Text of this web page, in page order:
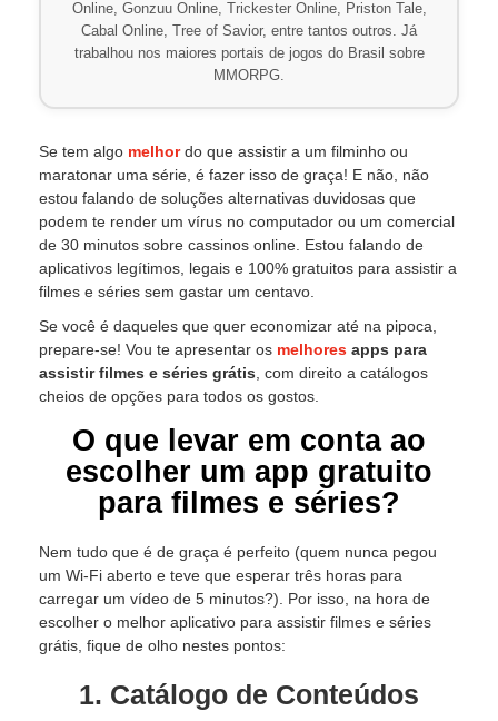
Online, Gonzuu Online, Trickester Online, Priston Tale,
Cabal Online, Tree of Savior, entre tantos outros. Já
trabalhou nos maiores portais de jogos do Brasil sobre
MMORPG.
Se tem algo melhordo que assistir a um filminho ou
maratonar uma série, é fazer isso de graça! E não, não
estou falando de soluções alternativas duvidosas que
podem te render um vírus no computador ou um comercial
de 30 minutos sobre cassinos online. Estou falando de
aplicativos legítimos, legais e 100% gratuitos para assistir a
filmes e séries sem gastar um centavo.
Se você é daqueles que quer economizar até na pipoca,
prepare-se! Vou te apresentar os melhores apps para
assistir filmes e séries grátis , com direito a catálogos
cheios de opções para todos os gostos.
O que levar em conta ao
escolher um app gratuito
para filmes e séries?
Nem tudo que é de graça é perfeito (quem nunca pegou
um Wi-Fi aberto e teve que esperar três horas para
carregar um vídeo de 5 minutos?). Por isso, na hora de
escolher o melhor aplicativo para assistir filmes e séries
grátis, fique de olho nestes pontos:
1. Catálogo de Conteúdos